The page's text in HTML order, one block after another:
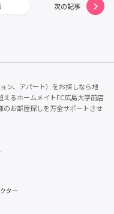
次の記事
ン、アパート）をお探しなら地
るホームメイトFC広島大学前店
お部屋探しを万全サポートさせ